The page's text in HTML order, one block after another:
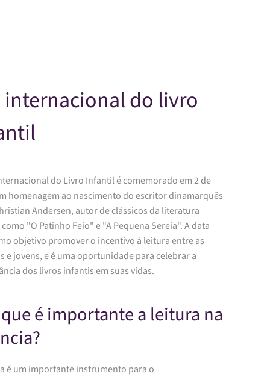
internacional do livro
do Livro Infantil é comemorado em 2 de
homenagem ao nascimento do escritor dinamarquês
Andersen, autor de clássicos da literatura
"O Patinho Feio" e "A Pequena Sereia". A data
objetivo promover o incentivo à leitura entre as
e jovens, e é uma oportunidade para celebrar a
dos livros infantis em suas vidas.
é importante a leitura na
é um importante instrumento para o